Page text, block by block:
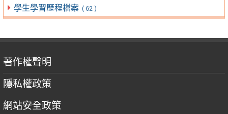
學生學習歷程檔案 ( 62 )
著作權聲明
隱私權政策
網站安全政策